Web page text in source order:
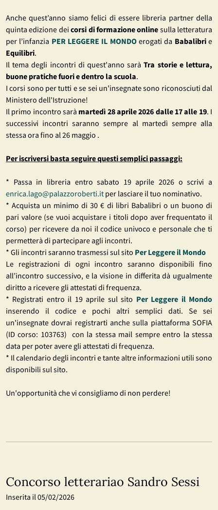
Anche quest’anno siamo felici di essere libreria partner della
quinta edizione deicorsi di formazione online sulla letteratura
per l’infanzia PER LEGGERE IL MONDOerogati da Babalibrie
Equilibri.
Il tema degli incontri di quest'anno sarà Tra storie e lettura,
buone pratiche fuori e dentro la scuola.
I corsi sono per tutti e se sei un'insegnate sono riconosciuti dal
Ministero dell'Istruzione!
Il primo incontro sarà martedì 28 aprile 2026 dalle 17 alle 19. I
successivi incontri saranno sempre al martedì sempre alla
stessa ora fino al 26 maggio .
Per iscriversi basta seguire questi semplici passaggi:
* Passa in libreria entro sabato 19 aprile 2026 o scrivi a
enrica.lago@palazzoroberti.it per lasciare il tuo nominativo.
* Acquista un minimo di 30 € di libri Babalibri o un buono di
pari valore (se vuoi acquistare i titoli dopo aver frequentato il
corso) per ricevere da noi il codice univoco e personale che ti
permetterà di partecipare agli incontri.
* Gli incontri saranno trasmessi sul sito Per Leggere il Mondo
Le registrazioni di ogni incontro saranno disponibili fino
all’incontro successivo, e la visione in differita dà ugualmente
diritto a ricevere gli attestati di frequenza.
* Registrati entro il 19 aprile sul sito Per Leggere il Mondo
inserendo il codice e pochi altri semplici dati. Se sei
un'insegnate dovrai registrarti anche sulla piattaforma SOFIA
(ID corso: 103763) con la stessa mail sempre entro la stessa
data per poter avere gli attestati di frequenza.
* Il calendario degli incontri e tante altre informazioni utili sono
disponibili sul sito.
Un'opportunità che vi consigliamo di non perdere!
Concorso letterariao Sandro Sessi
Inserita il 05/02/2026